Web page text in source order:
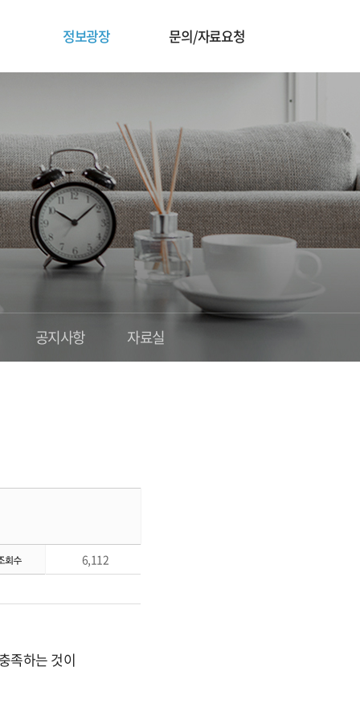
정보광장 문의/자료요청
공지사항 자료실
6,112
족하는 것이